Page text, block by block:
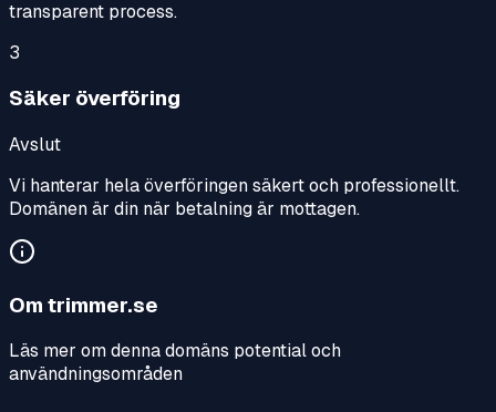
transparent process.
3
Säker överföring
Avslut
Vi hanterar hela överföringen säkert och professionellt.
Domänen är din när betalning är mottagen.
Om trimmer.se
Läs mer om denna domäns potential och
användningsområden